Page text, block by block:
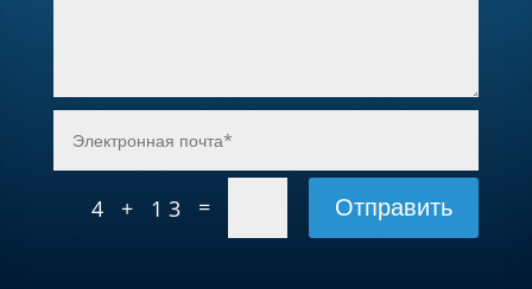
4 + 13 = Отправить